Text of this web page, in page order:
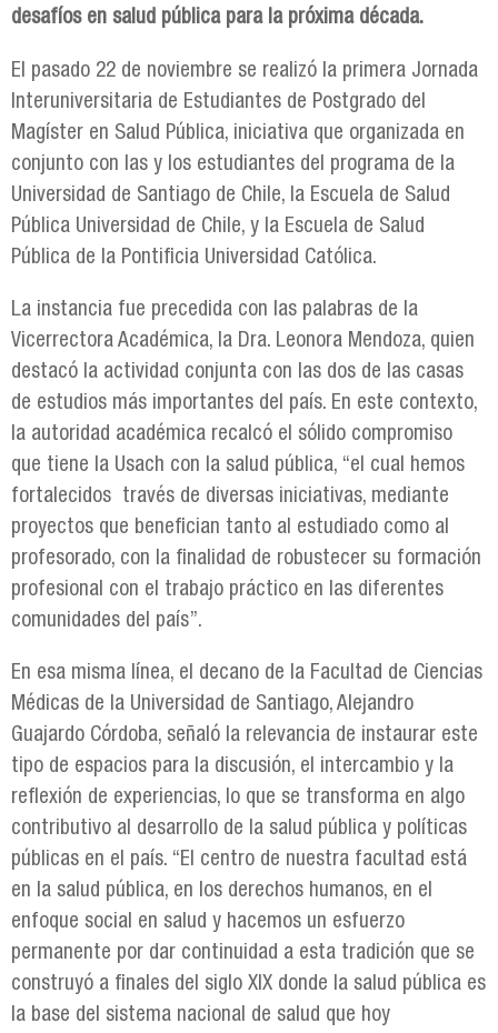
desafíos en salud pública para la próxima década.
El pasado 22 de noviembre se realizó la primera Jornada
Interuniversitaria de Estudiantes de Postgrado del
Magíster en Salud Pública, iniciativa que organizada en
conjunto con las y los estudiantes del programa de la
Universidad de Santiago de Chile, la Escuela de Salud
Pública Universidad de Chile, y la Escuela de Salud
Pública de la Pontificia Universidad Católica.
La instancia fue precedida con las palabras de la
Vicerrectora Académica, la Dra. Leonora Mendoza, quien
destacó la actividad conjunta con las dos de las casas
de estudios más importantes del país. En este contexto,
la autoridad académica recalcó el sólido compromiso
que tiene la Usach con la salud pública, “el cual hemos
fortalecidos través de diversas iniciativas, mediante
proyectos que benefician tanto al estudiado como al
profesorado, con la finalidad de robustecer su formación
profesional con el trabajo práctico en las diferentes
comunidades del país”.
En esa misma línea, el decano de la Facultad de Ciencias
Médicas de la Universidad de Santiago, Alejandro
Guajardo Córdoba, señaló la relevancia de instaurar este
tipo de espacios para la discusión, el intercambio y la
reflexión de experiencias, lo que se transforma en algo
contributivo al desarrollo de la salud pública y políticas
públicas en el país. “El centro de nuestra facultad está
en la salud pública, en los derechos humanos, en el
enfoque social en salud y hacemos un esfuerzo
permanente por dar continuidad a esta tradición que se
construyó a finales del siglo XIX donde la salud pública es
la base del sistema nacional de salud que hoy